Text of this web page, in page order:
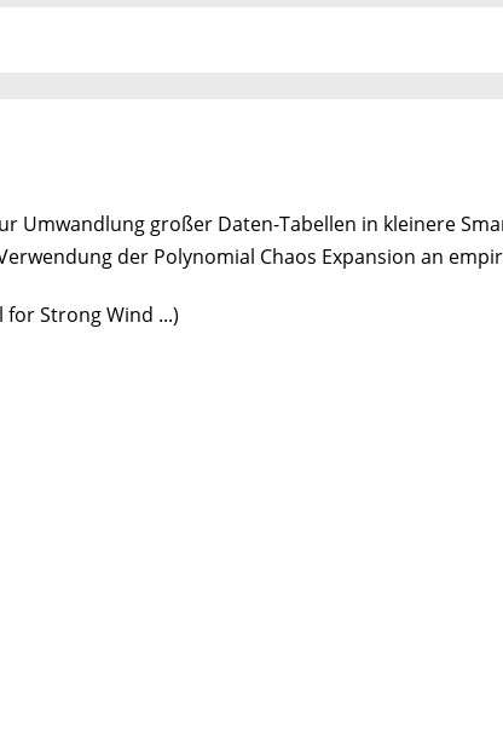
Umwandlung großer Daten-Tabellen in kleinere
der Polynomial Chaos Expansion an
Strong Wind ...)